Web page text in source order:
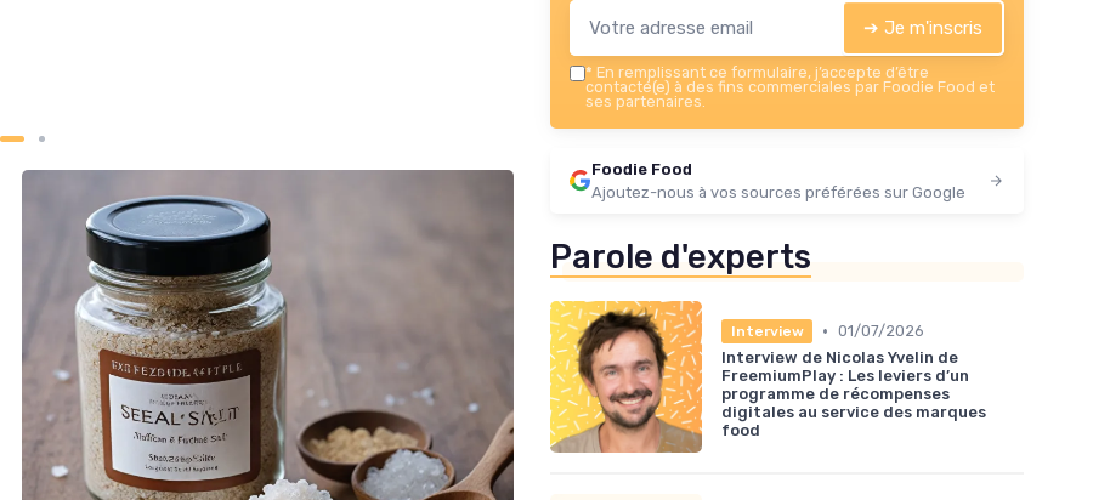
➔ Je m'inscris
* En remplissant ce formulaire, j’accepte d’être
contacté(e) à des fins commerciales par Foodie Food et
ses partenaires.
Foodie Food
Ajoutez-nous à vos sources préférées sur Google
Parole d'experts
Interview • 01/07/2026
Interview de Nicolas Yvelin de
FreemiumPlay : Les leviers d’un
programme de récompenses
digitales au service des marques
food